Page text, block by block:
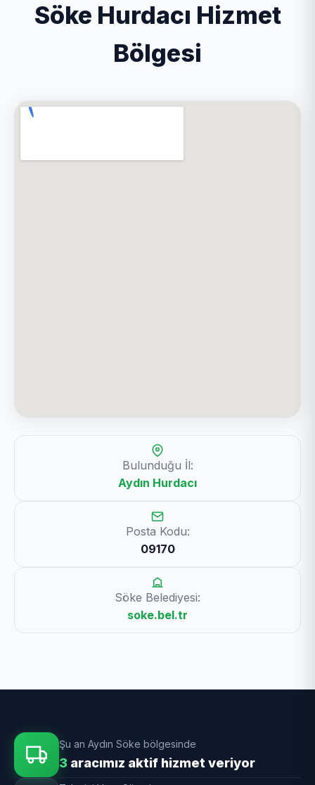
Söke Hurdacı Hizmet
Bölgesi
Bulunduğu İl:
Aydın Hurdacı
Posta Kodu:
09170
Söke Belediyesi:
soke.bel.tr
Şu an Aydın Söke bölgesinde
3 aracımız aktif hizmet veriyor